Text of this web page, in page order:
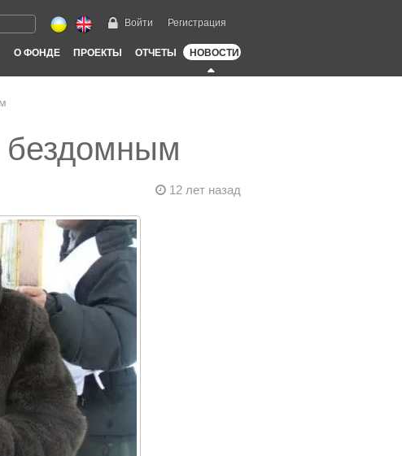
Войти Регистрация
О ФОНДЕ ПРОЕКТЫ ОТЧЕТЫ НОВОСТИ
бездомным
12 лет назад